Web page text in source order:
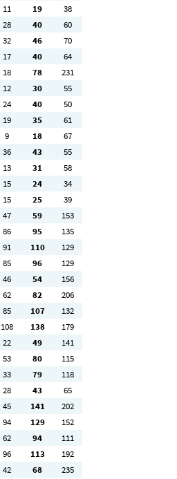
11 19
38
28 40
60
32 46
70
17 40
64
18 78
231
12 30
55
24 40
50
19 35
61
9 18
67
36 43
55
13 31
58
15 24
34
15 25
39
47 59
153
86 95
135
91 110
129
85 96
129
46 54
156
62 82
206
85 107
132
108 138
179
22 49
141
53 80
115
33 79
118
28 43
65
45 141
202
94 129
152
62 94
111
96 113
192
42 68
235